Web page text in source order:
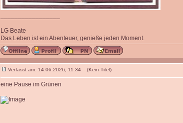
LG Beate
Das Leben ist ein Abenteuer, genieße jeden Moment.
Verfasst am: 14.06.2026, 11:34 (Kein Titel)
eine Pause im Grünen